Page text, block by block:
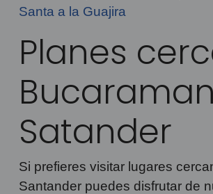
Santa a la Guajira
Planes
Satander
Si prefieres visitar lugares
Santander puedes disfrutar de